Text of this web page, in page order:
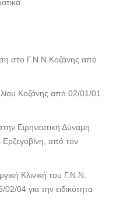
στο Γ.Ν.Ν.Κοζάνης από
Κοζάνης από 02/01/01
Ειρηνευτική Δύναμη
από τον
Κλινική του Γ.Ν.Ν.
04 για την ειδικότητα